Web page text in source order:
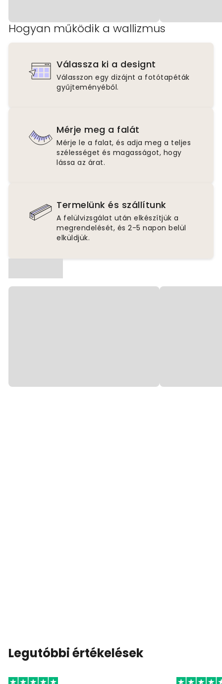
Hogyan működik a wallizmus
Válassza ki a designt
Válasszon egy dizájnt a fotótapéták
gyűjteményéből.
Mérje meg a falát
Mérje le a falat, és adja meg a teljes
szélességet és magasságot, hogy
lássa az árat.
Termelünk és szállítunk
A felülvizsgálat után elkészítjük a
megrendelését, és 2-5 napon belül
elküldjük.
Legutóbbi értékelések